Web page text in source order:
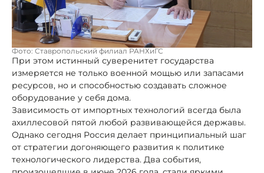
Фото: Ставропольский филиал РАНХиГС
При этом истинный суверенитет государства
измеряется не только военной мощью или запасами
ресурсов, но и способностью создавать сложное
оборудование у себя дома.
Зависимость от импортных технологий всегда была
ахиллесовой пятой любой развивающейся державы.
Однако сегодня Россия делает принципиальный шаг
от стратегии догоняющего развития к политике
технологического лидерства. Два события,